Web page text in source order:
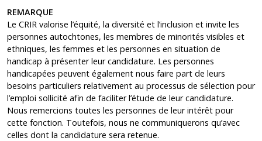
REMARQUE
Le CRIR valorise l’équité, la diversité et l’inclusion et invite les
personnes autochtones, les membres de minorités visibles et
ethniques, les femmes et les personnes en situation de
handicap à présenter leur candidature. Les personnes
handicapées peuvent également nous faire part de leurs
besoins particuliers relativement au processus de sélection pour
l’emploi sollicité afin de faciliter l’étude de leur candidature.
Nous remercions toutes les personnes de leur intérêt pour
cette fonction. Toutefois, nous ne communiquerons qu’avec
celles dont la candidature sera retenue.